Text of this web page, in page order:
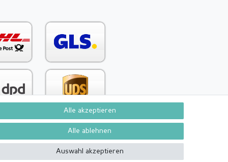
Vertrag widerrufen Kontakt
Alle akzeptieren
Alle ablehnen
Auswahl akzeptieren